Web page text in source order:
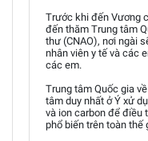
Trước khi đến Vương
đến thăm Trung tâm
thư (CNAO), nơi ngài
nhân viên y tế và các
các em.
Trung tâm Quốc gia
tâm duy nhất ở Ý xử
và ion carbon để điều
phổ biến trên toàn thế